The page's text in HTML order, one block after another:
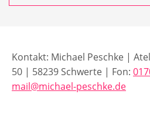
Kontakt: Michael Peschke |
50 | 58239 Schwerte | Fon:
mail@michael-peschke.de